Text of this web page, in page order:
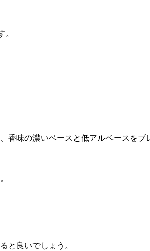
。
香味の濃いベースと低アルベースをブ
と良いでしょう。